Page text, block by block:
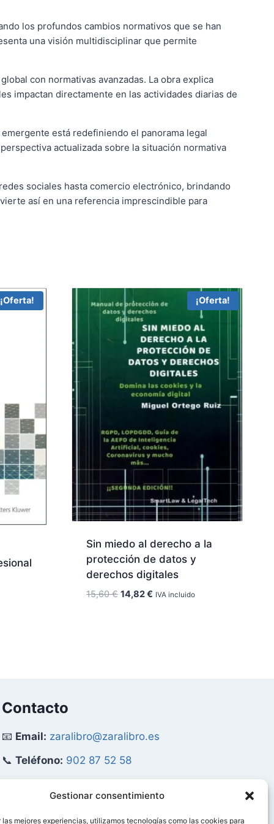
Gestionar consentimiento
las mejores experiencias, utilizamos tecnologías como las cookies para
los profundos cambios normativos que se han
una visión multidisciplinar que permite
con normativas avanzadas. La obra explica
impactan directamente en las actividades diarias de
está redefiniendo el panorama legal
actualizada sobre la situación normativa
sociales hasta comercio electrónico, brindando
así en una referencia imprescindible para
¡Oferta! ¡Oferta!
Sin miedo al derecho a la
protección de datos y
derechos digitales
15,60€ El
14,82€ El
IVA incluido
Contacto
📧 Email: zaralibro@zaralibro.es
📞 Teléfono: 902 87 52 58
Mi Cuenta